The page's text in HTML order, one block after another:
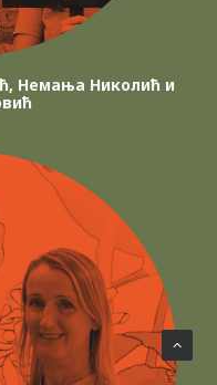
Немања Николић и